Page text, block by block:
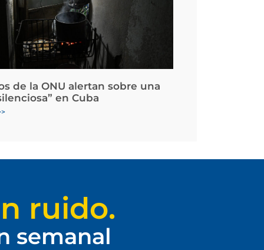
de la ONU alertan sobre una
en Cuba
ruido.
semanal